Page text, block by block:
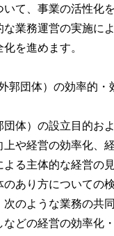
て、事業の活性化
業務運営の実施に
を進めます。
郭団体）の効率的・
団体）の設立目的お
や経営の効率化、
よる主体的な経営の
あり方についての
のような業務の共
どの経営の効率化